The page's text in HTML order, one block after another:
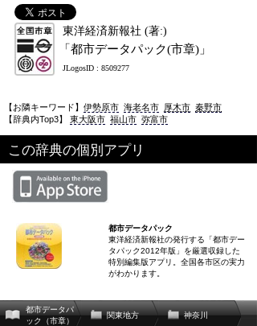
東洋経済新報社 (著:)
「都市データパック(市章)」
JLogosID : 8509277
【お隣キーワード】 伊勢原市 海老名市 厚木市 秦野市
【辞典内Top3】 東大阪市 福山市 弥富市
この辞典の個別アプリ
都市データパック
東洋経済新報社の発行する「都市デー
タパック2012年版」を厳選収録した
特別編集版アプリ。全国各市区の実力
がわかります。
都市データパ
ック（市章）
関東地方 神奈川